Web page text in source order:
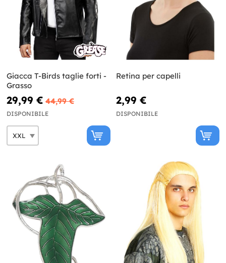
Giacca T-Birds taglie forti -
Grasso
29,99 € 44,99 €
DISPONIBILE
Retina per capelli
2,99 €
DISPONIBILE